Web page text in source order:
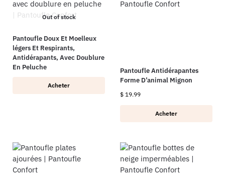
Out of stock
Pantoufle Doux Et Moelleux
légers Et Respirants,
Antidérapants, Avec Doublure
En Peluche
Acheter
Pantoufle Antidérapantes
Forme D’animal Mignon
$ 19.99
Acheter